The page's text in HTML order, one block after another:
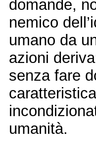
domande,
nemico
umano da
azioni
senza fare
umanità.